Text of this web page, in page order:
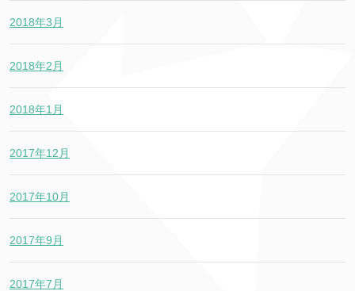
2018年3月
2018年2月
2018年1月
2017年12月
2017年10月
2017年9月
2017年7月